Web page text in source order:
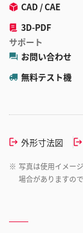
CAD / CAE
3D-PDF
サポート
お問い合わせ
無料テスト機
外形寸法図
※ 写真は使用イメー
場合がありますの